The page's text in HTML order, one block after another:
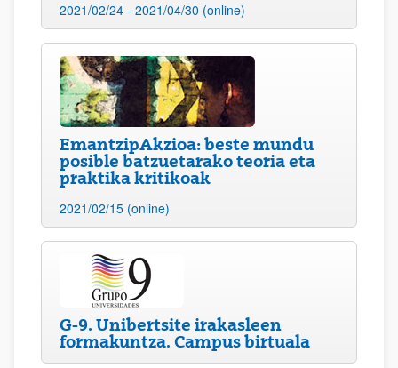
2021/02/24 - 2021/04/30 (online)
EmantzipAkzioa: beste mundu
posible batzuetarako teoria eta
praktika kritikoak
2021/02/15 (online)
G-9. Unibertsite irakasleen
formakuntza. Campus birtuala